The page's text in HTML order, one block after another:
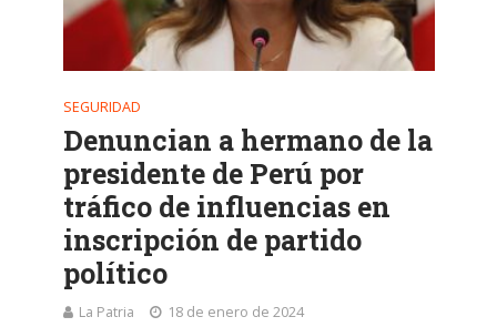
SEGURIDAD
Denuncian a hermano de la
presidente de Perú por
tráfico de influencias en
inscripción de partido
político
La Patria 18 de enero de 2024